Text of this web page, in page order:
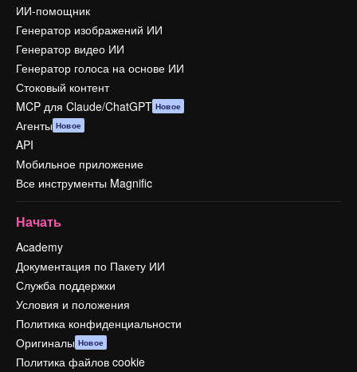
ИИ-помощник
Генератор изображений ИИ
Генератор видео ИИ
Генератор голоса на основе ИИ
Стоковый контент
MCP для Claude/ChatGPT Новое
Агенты Новое
API
Мобильное приложение
Все инструменты Magnific
Начать
Academy
Документация по Пакету ИИ
Служба поддержки
Условия и положения
Политика конфиденциальности
Оригиналы Новое
Политика файлов cookie